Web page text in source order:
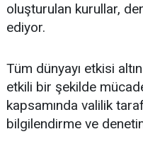
oluşturulan kurullar,
ediyor.
Tüm dünyayı etkisi
etkili bir şekilde
kapsamında valilik
bilgilendirme ve